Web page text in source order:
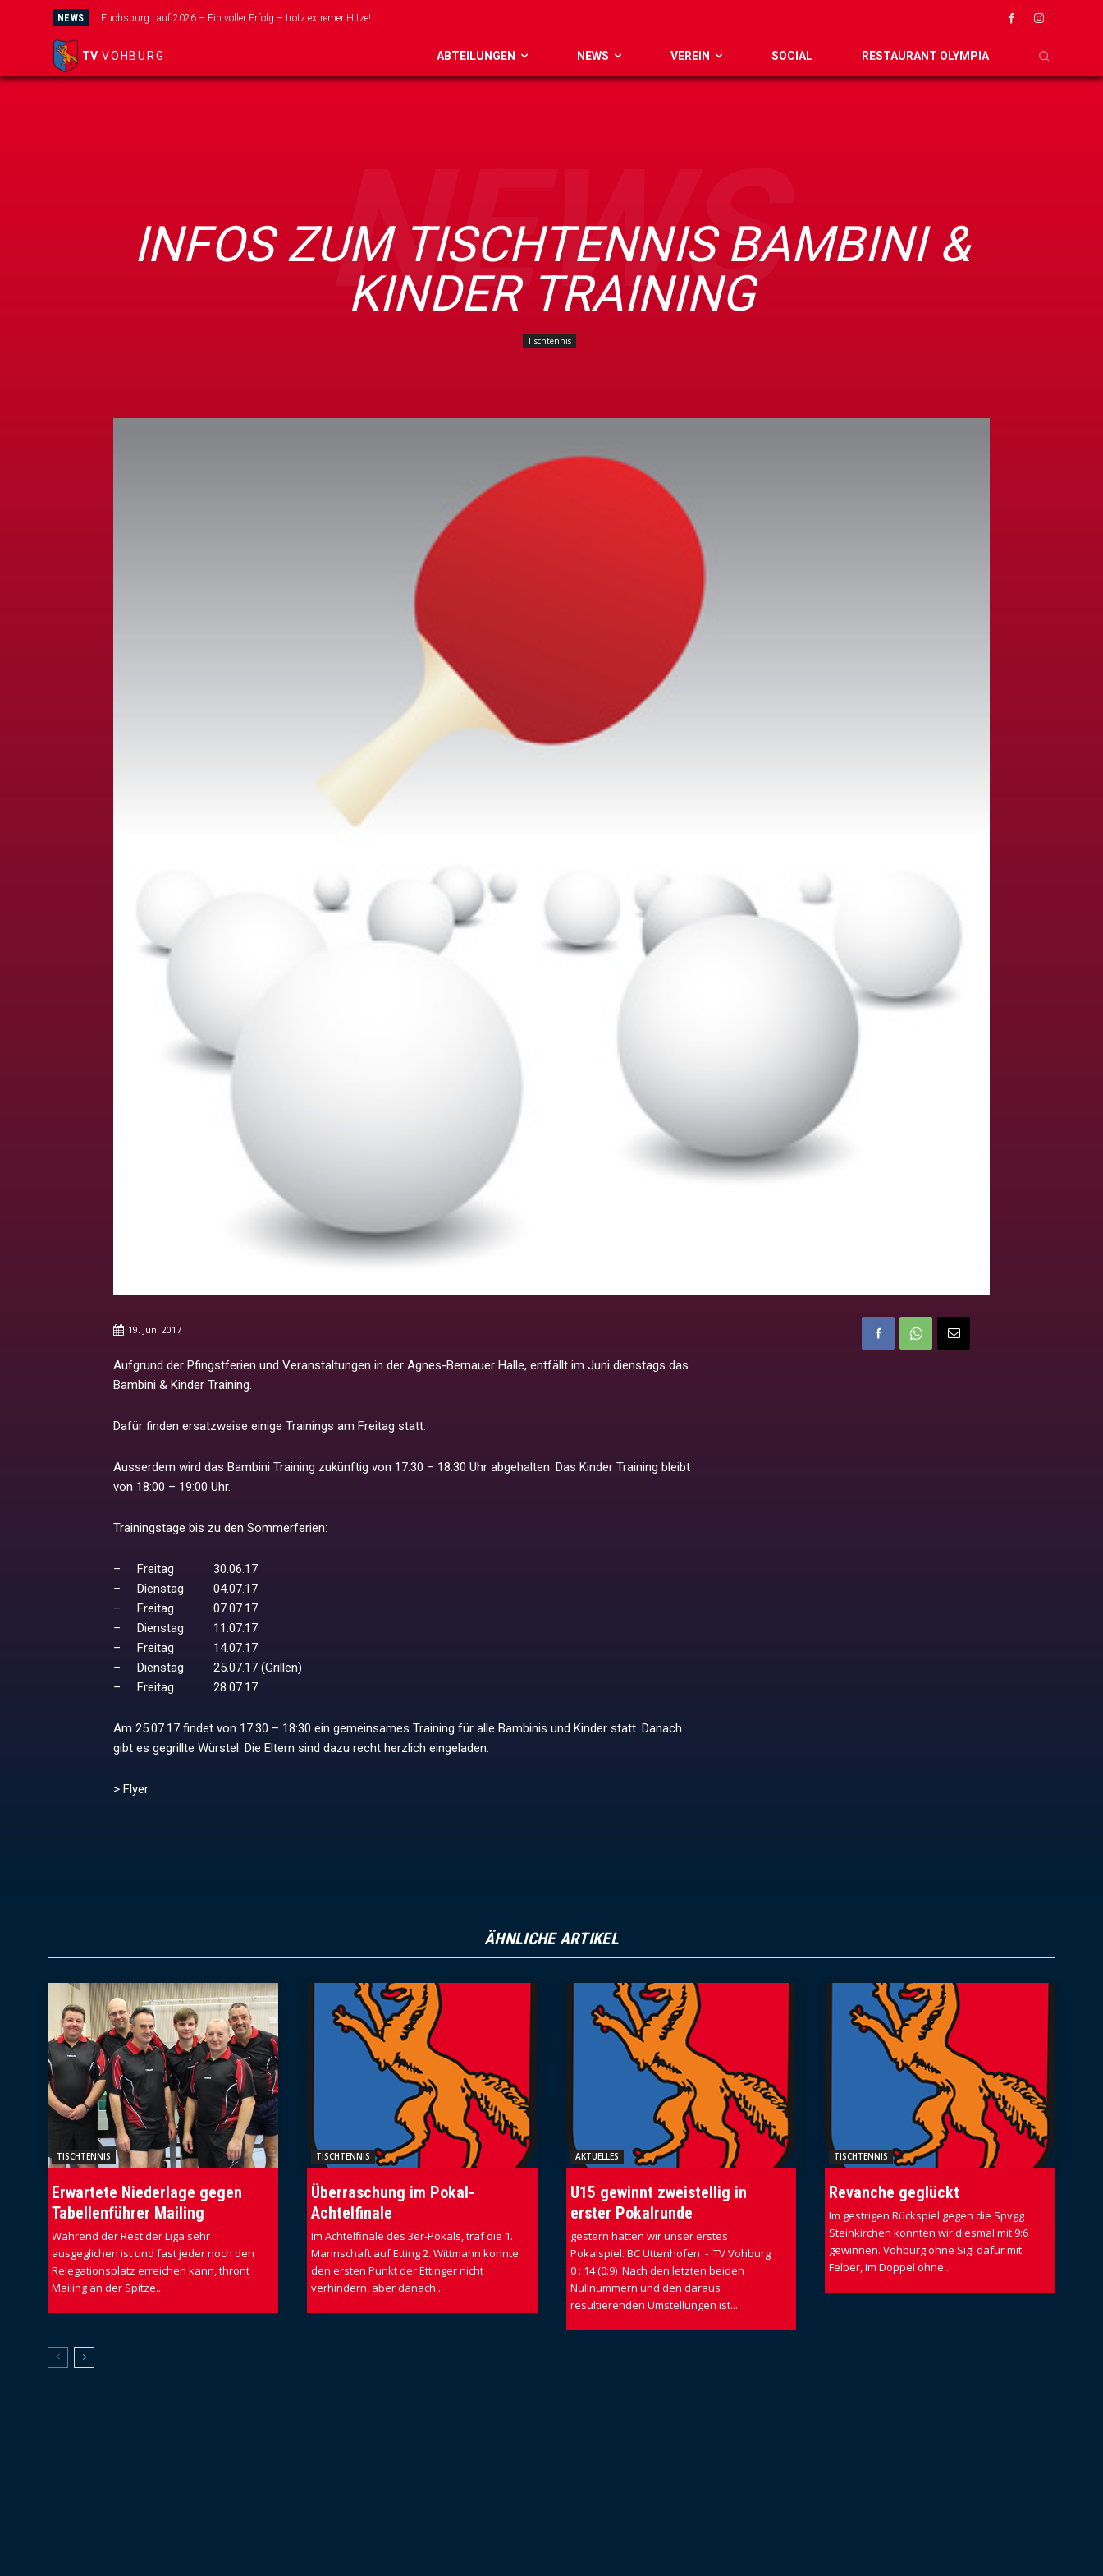
NEWS Fuchsburg Lauf 2026 – Ein voller Erfolg – trotz extremer Hitze!
Wir suchen dich für unser neues Mini-Kicker Team!
TV VOHBURG ABTEILUNGEN NEWS VEREIN SOCIAL RESTAURANT OLYMPIA
NEWS
INFOS ZUM TISCHTENNIS BAMBINI &
KINDER TRAINING
Tischtennis
19. Juni 2017
Aufgrund der Pfingstferien und Veranstaltungen in der Agnes-Bernauer Halle, entfällt im Juni dienstags das
Bambini & Kinder Training.
Dafür finden ersatzweise einige Trainings am Freitag statt.
Ausserdem wird das Bambini Training zukünftig von 17:30 – 18:30 Uhr abgehalten. Das Kinder Training bleibt
von 18:00 – 19:00 Uhr.
Trainingstage bis zu den Sommerferien:
– Freitag 30.06.17
– Dienstag 04.07.17
– Freitag 07.07.17
– Dienstag 11.07.17
– Freitag 14.07.17
– Dienstag 25.07.17 (Grillen)
– Freitag 28.07.17
Am 25.07.17 findet von 17:30 – 18:30 ein gemeinsames Training für alle Bambinis und Kinder statt. Danach
gibt es gegrillte Würstel. Die Eltern sind dazu recht herzlich eingeladen.
> Flyer
ÄHNLICHE ARTIKEL
TISCHTENNIS
Erwartete Niederlage gegen
Tabellenführer Mailing
Während der Rest der Liga sehr
ausgeglichen ist und fast jeder noch den
Relegationsplatz erreichen kann, thront
Mailing an der Spitze...
TISCHTENNIS
Überraschung im Pokal-
Achtelfinale
Im Achtelfinale des 3er-Pokals, traf die 1.
Mannschaft auf Etting 2. Wittmann konnte
den ersten Punkt der Ettinger nicht
verhindern, aber danach...
AKTUELLES
U15 gewinnt zweistellig in
erster Pokalrunde
gestern hatten wir unser erstes
Pokalspiel. BC Uttenhofen - TV Vohburg
0 : 14 (0:9) Nach den letzten beiden
Nullnummern und den daraus
resultierenden Umstellungen ist...
TISCHTENNIS
Revanche geglückt
Im gestrigen Rückspiel gegen die Spvgg
Steinkirchen konnten wir diesmal mit 9:6
gewinnen. Vohburg ohne Sigl dafür mit
Felber, im Doppel ohne...